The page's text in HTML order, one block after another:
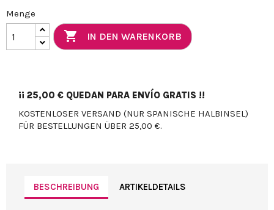
Menge
 IN DEN WARENKORB
¡¡ 25,00 € QUEDAN PARA ENVÍO GRATIS !!
KOSTENLOSER VERSAND (NUR SPANISCHE HALBINSEL)
FÜR BESTELLUNGEN ÜBER 25,00 €.
BESCHREIBUNG ARTIKELDETAILS